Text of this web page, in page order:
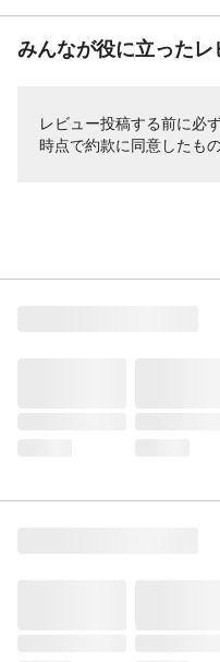
みんなが役に立ったレ
レビュー投稿する前に必
時点で約款に同意したも